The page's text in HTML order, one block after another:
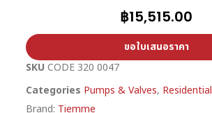
฿15,515.00
ขอใบเสนอราคา
SKU CODE 320 0047
Categories Pumps & Valves, Residential
Brand: Tiemme